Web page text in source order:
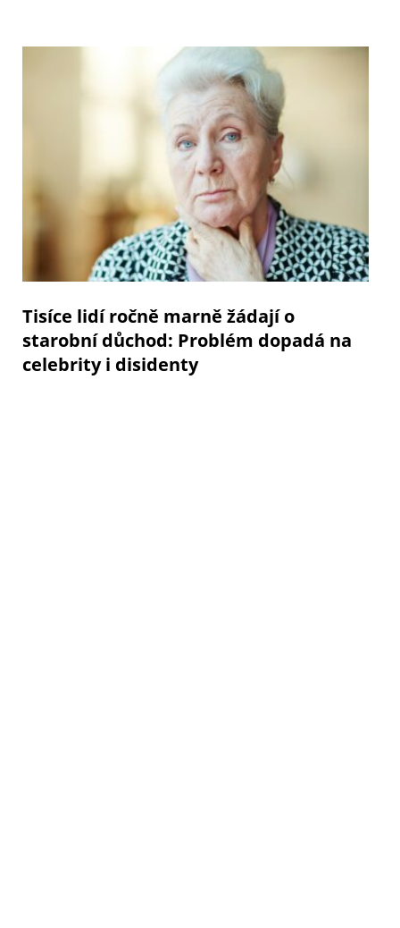
Tisíce lidí ročně marně žádají o
starobní důchod: Problém dopadá na
celebrity i disidenty